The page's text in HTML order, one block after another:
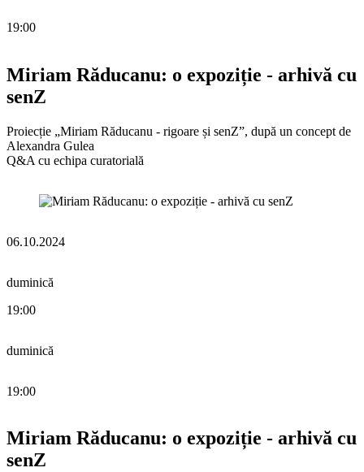
19:00
Miriam Răducanu: o expoziție - arhivă cu
senZ
Proiecție „Miriam Răducanu - rigoare și senZ”, după un concept de
Alexandra Gulea
Q&A cu echipa curatorială
06.10.2024
duminică
19:00
duminică
19:00
Miriam Răducanu: o expoziție - arhivă cu
senZ